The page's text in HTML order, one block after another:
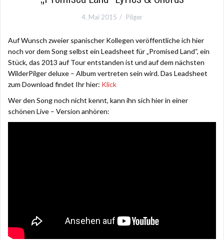
4. Mai 2015 Pilger
Auf Wunsch zweier spanischer Kollegen veröffentliche ich hier
noch vor dem Song selbst ein Leadsheet für „Promised Land“, ein
Stück, das 2013 auf Tour entstanden ist und auf dem nächsten
WilderPilger deluxe – Album vertreten sein wird. Das Leadsheet
zum Download findet Ihr hier: Klick
Wer den Song noch nicht kennt, kann ihn sich hier in einer
schönen Live – Version anhören: